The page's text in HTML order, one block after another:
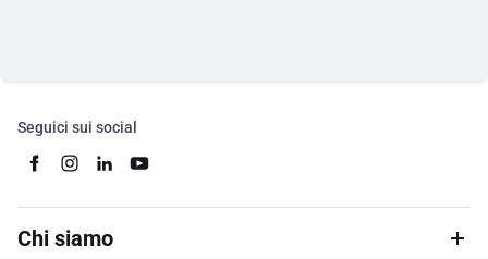
Seguici sui social
Chi siamo